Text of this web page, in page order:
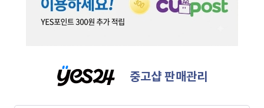
중고샵 판매관리